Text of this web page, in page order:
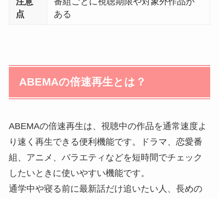
点
ある
ABEMAの倍速再生とは？
ABEMAの倍速再生は、視聴中の作品を通常速度よ
り速く再生できる便利機能です。ドラマ、恋愛番
組、アニメ、バラエティなどを短時間でチェック
したいときに使いやすい機能です。
通学中や寝る前に最新話だけ追いたい人、長めの